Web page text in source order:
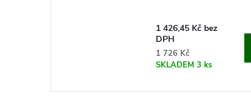
1 426,45 Kč bez
DPH
1 726 Kč
SKLADEM 3 ks